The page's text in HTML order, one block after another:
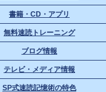
書籍・CD・アプリ
無料速読トレーニング
ブログ情報
テレビ・メディア情報
SP式速読記憶術の特色